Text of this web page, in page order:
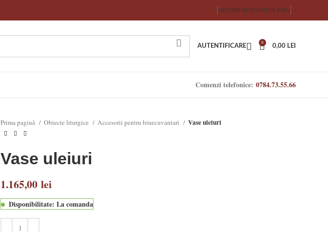
DESPRE NOICONTUL MEU
AUTENTIFICARE
0
0,00 LEI
Comenzi telefonice: 0784.73.55.66
Prima pagină
Obiecte liturgice Accesorii pentru binecuvantari Vase uleiuri
Vase uleiuri
1.165,00 lei
Disponibilitate: La comanda